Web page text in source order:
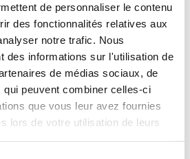
de personnaliser le contenu
des fonctionnalités relatives aux
notre trafic. Nous
des informations sur l'utilisation de
de médias sociaux, de
qui peuvent combiner celles-ci
que vous leur avez fournies
lors de votre utilisation de leurs
408 000 €